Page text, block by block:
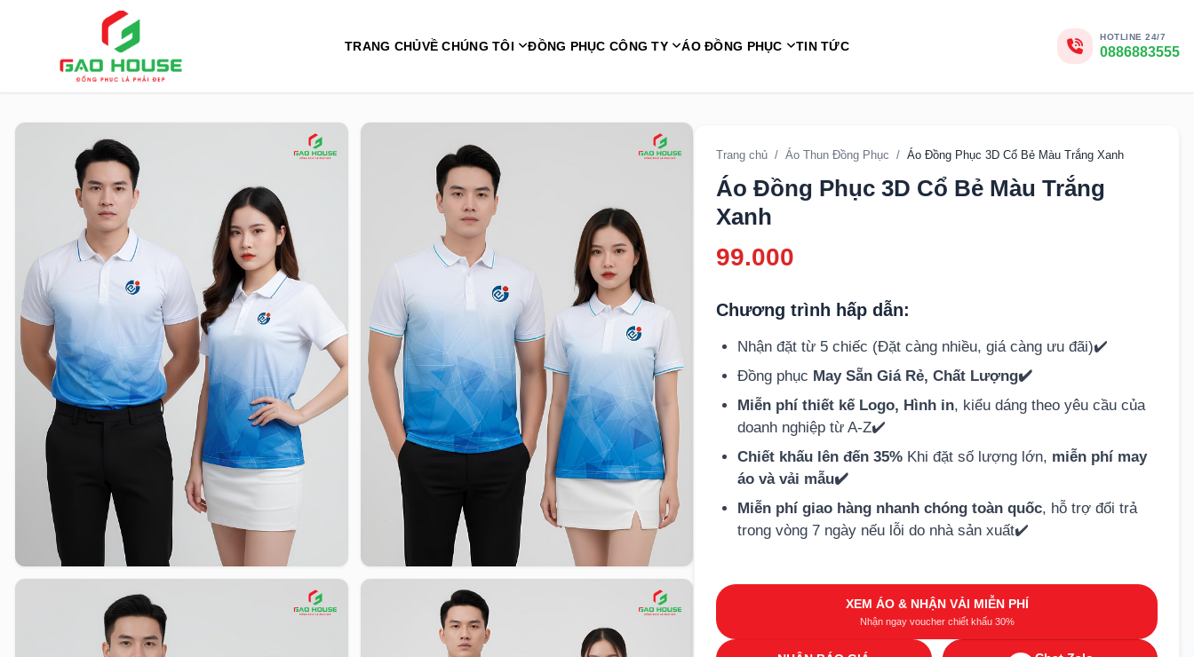
TRANG CHỦVỀ CHÚNG TÔI ĐỒNG PHỤC CÔNG TY ÁO ĐỒNG PHỤC TIN TỨC
HOTLINE 24/7
0886883555
Trang chủ / Áo Thun Đồng Phục / Áo Đồng Phục 3D Cổ Bẻ Màu Trắng Xanh
Áo Đồng Phục 3D Cổ Bẻ Màu Trắng
Xanh
99.000
Chương trình hấp dẫn:
Nhận đặt từ 5 chiếc (Đặt càng nhiều, giá càng ưu đãi)✔️
Đồng phục May Sẵn Giá Rẻ, Chất Lượng✔️
Miễn phí thiết kế Logo, Hình in, kiểu dáng theo yêu cầu của
doanh nghiệp từ A-Z✔️
Chiết khấu lên đến 35% Khi đặt số lượng lớn, miễn phí may
áo và vải mẫu✔️
Miễn phí giao hàng nhanh chóng toàn quốc, hỗ trợ đổi trả
trong vòng 7 ngày nếu lỗi do nhà sản xuất✔️
XEM ÁO & NHẬN VẢI MIỄN PHÍ
Nhận ngay voucher chiết khấu 30%